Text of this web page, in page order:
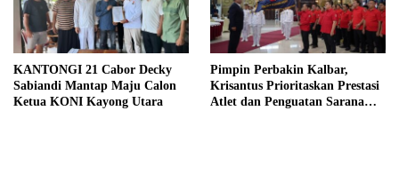
KANTONGI 21 Cabor Decky
Sabiandi Mantap Maju Calon
Ketua KONI Kayong Utara
Pimpin Perbakin Kalbar,
Krisantus Prioritaskan Prestasi
Atlet dan Penguatan Sarana